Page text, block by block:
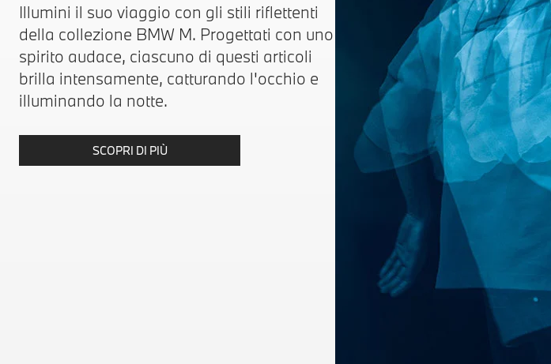
Illumini il suo viaggio con gli stili riflettenti
della collezione BMW M. Progettati con uno
spirito audace, ciascuno di questi articoli
brilla intensamente, catturando l'occhio e
illuminando la notte.
SCOPRI DI PIÙ